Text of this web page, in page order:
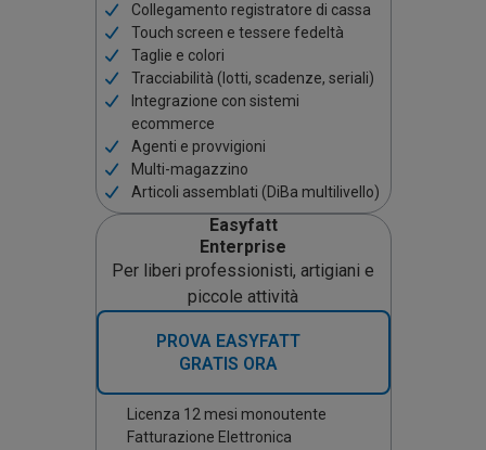
Collegamento registratore di cassa
Touch screen e tessere fedeltà
Taglie e colori
Tracciabilità (lotti, scadenze, seriali)
Integrazione con sistemi
ecommerce
Agenti e provvigioni
Multi-magazzino
Articoli assemblati (DiBa multilivello)
Easyfatt
Enterprise
Per liberi professionisti, artigiani e
piccole attività
PROVA EASYFATT
GRATIS ORA
Licenza 12 mesi monoutente
Fatturazione Elettronica